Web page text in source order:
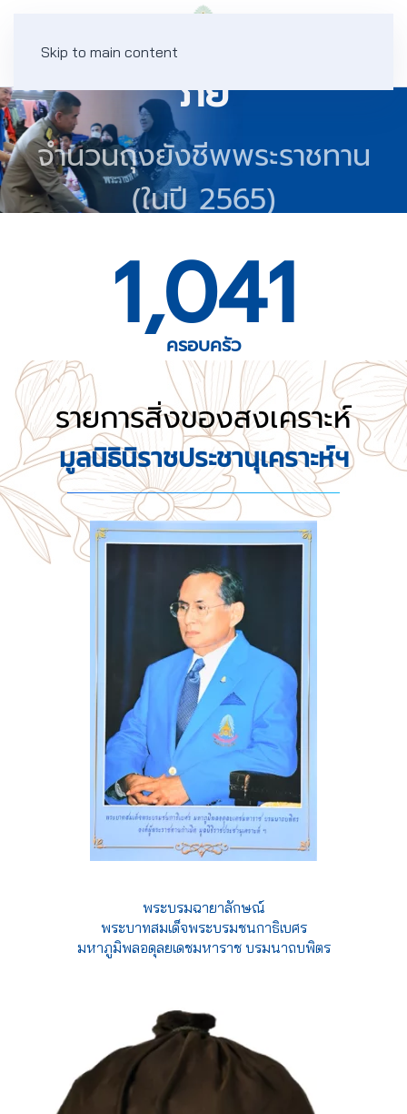
Skip to main content
ถุงพระราชทานอัคคี
ภัย
จำนวนถุงยังชีพพระราชทาน
(ในปี 2565)
1,041
ครอบครัว
เป็นเงิน3,928,258.46 บาท
รายการสิ่งของสงเคราะห์
มูลนิธินิราชประชานุเคราะห์ฯ
พระบรมฉายาลักษณ์
พระบาทสมเด็จพระบรมชนกาธิเบศร
มหาภูมิพลอดุลยเดชมหาราช บรมนาถบพิตร